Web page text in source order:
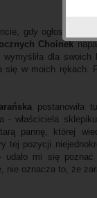
gdy ogłoszono
Choinek
dla
w moich rękach.
postanowiła
- właściciela
pannę, której
tej pozycji
mi się
oznacza to, że